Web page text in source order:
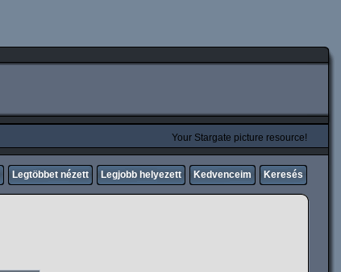
Your Stargate picture resource!
Legtöbbet nézett Legjobb helyezett Kedvenceim Keresés